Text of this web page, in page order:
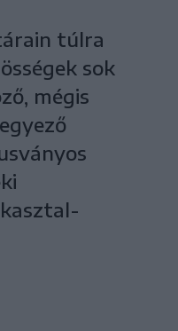
túlra
sok
mégis